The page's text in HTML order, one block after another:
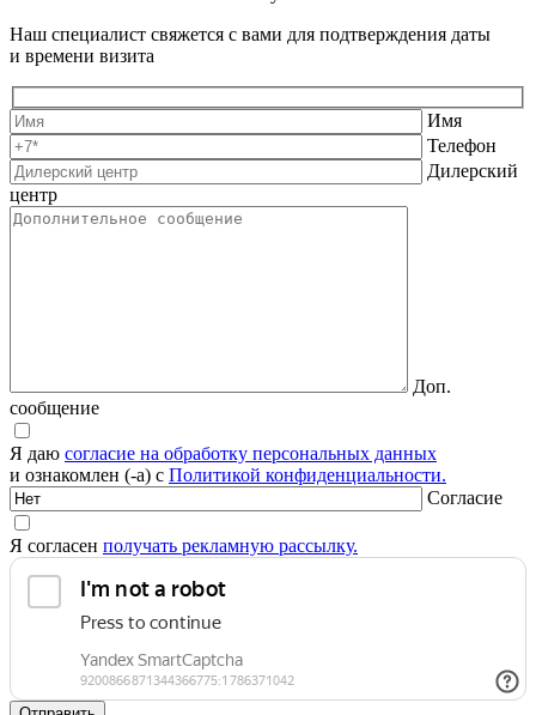
Наш специалист свяжется с вами для подтверждения даты
и времени визита
Имя
Телефон
Дилерский
центр
Доп.
сообщение
Я даю согласие на обработку персональных данных
и ознакомлен (-а) с Политикой конфиденциальности.
Согласие
Я согласен получать рекламную рассылку.